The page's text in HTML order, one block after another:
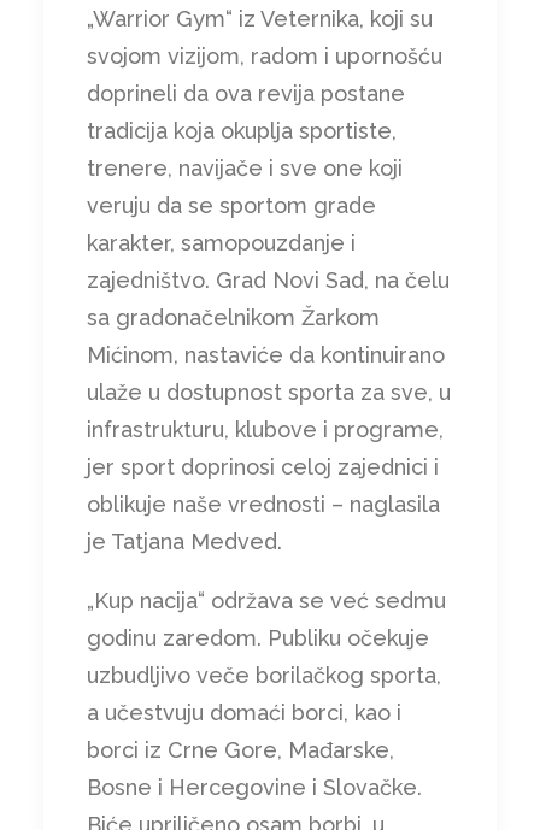
„Warrior Gym“ iz Veternika, koji su
svojom vizijom, radom i upornošću
doprineli da ova revija postane
tradicija koja okuplja sportiste,
trenere, navijače i sve one koji
veruju da se sportom grade
karakter, samopouzdanje i
zajedništvo. Grad Novi Sad, na čelu
sa gradonačelnikom Žarkom
Mićinom, nastaviće da kontinuirano
ulaže u dostupnost sporta za sve, u
infrastrukturu, klubove i programe,
jer sport doprinosi celoj zajednici i
oblikuje naše vrednosti – naglasila
je Tatjana Medved.
„Kup nacija“ održava se već sedmu
godinu zaredom. Publiku očekuje
uzbudljivo veče borilačkog sporta,
a učestvuju domaći borci, kao i
borci iz Crne Gore, Mađarske,
Bosne i Hercegovine i Slovačke.